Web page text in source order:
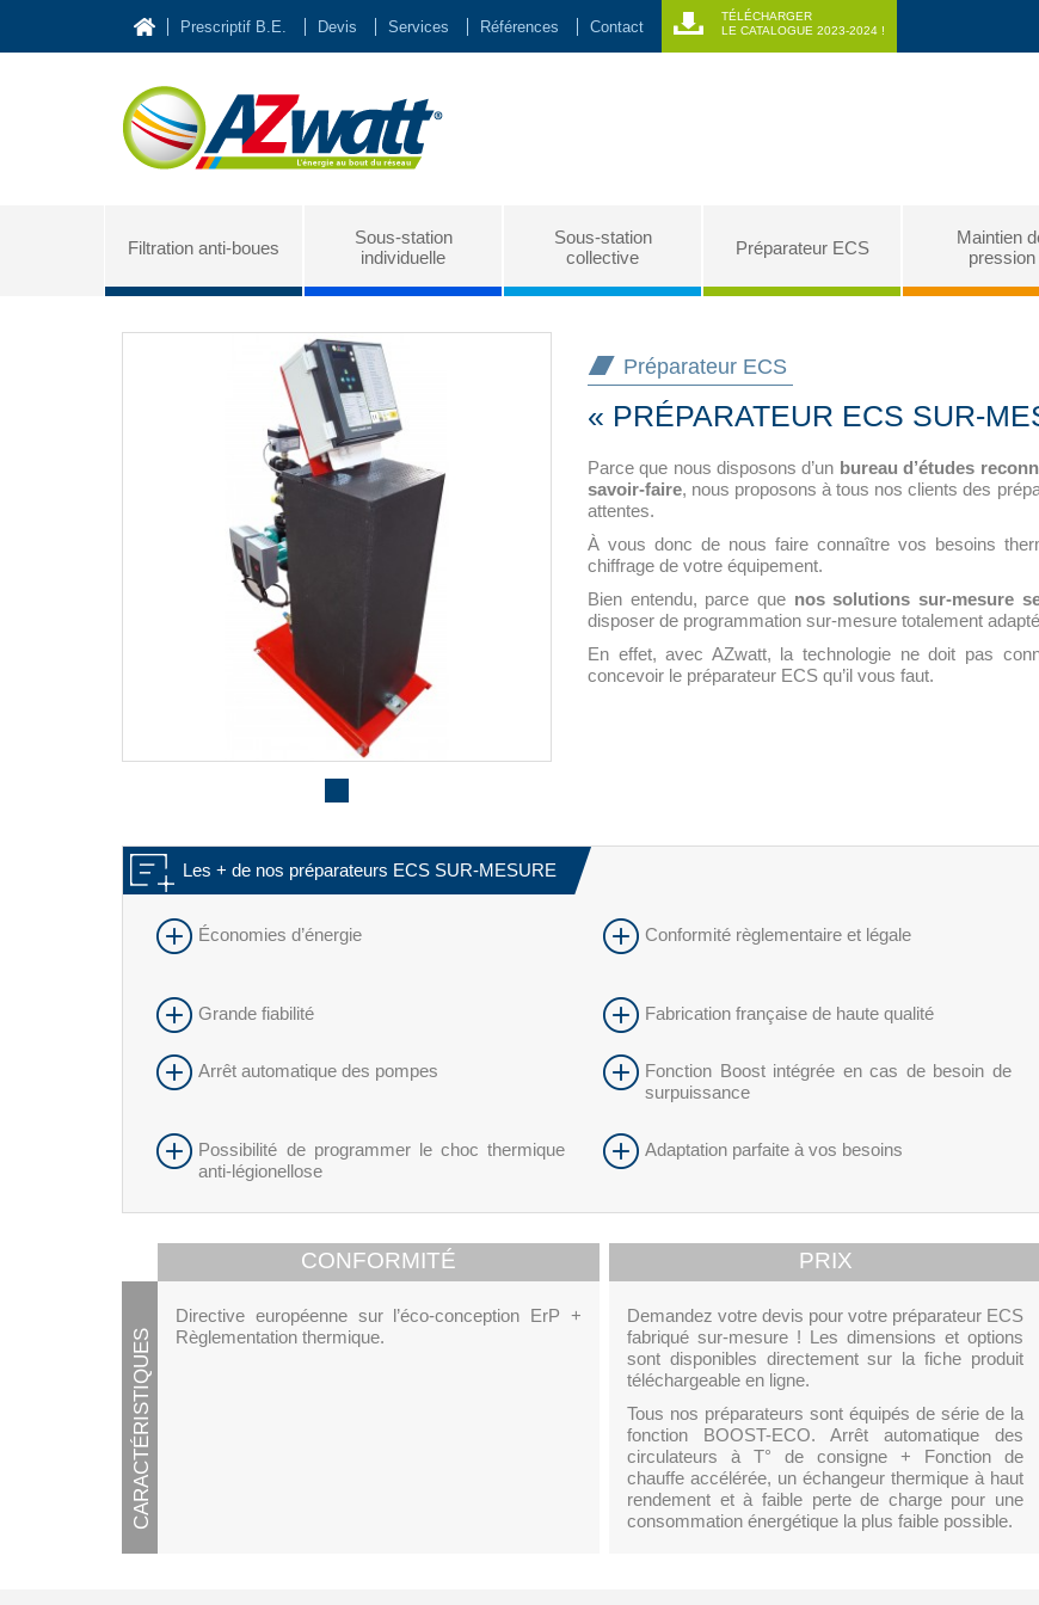
Prescriptif B.E. Devis Services Références Contact
TÉLÉCHARGER
LE CATALOGUE 2023-2024 !
Filtration anti-boues
Sous-station
individuelle
Sous-station
collective
Préparateur ECS
Maintien
pression
Préparateur ECS
« PRÉPARATEUR ECS SUR-
Parce que nous disposons d’un bureau d’études
savoir-faire, nous proposons à tous nos clients des
attentes.
À vous donc de nous faire connaître vos besoins
chiffrage de votre équipement.
Bien entendu, parce que nos solutions sur-mesure
disposer de programmation sur-mesure totalement
En effet, avec AZwatt, la technologie ne doit pas
concevoir le préparateur ECS qu’il vous faut.
Les + de nos préparateurs ECS SUR-MESURE
Économies d’énergie Conformité règlementaire et légale
Grande fiabilité Fabrication française de haute qualité
Arrêt automatique des pompes
Fonction Boost intégrée en cas de besoin de
surpuissance
Possibilité de programmer le choc thermique
anti-légionellose
Adaptation parfaite à vos besoins
CARACTÉRISTIQUES
CONFORMITÉ
Directive européenne sur l’éco-conception ErP +
Règlementation thermique.
PRIX
Demandez votre devis pour votre préparateur ECS
fabriqué sur-mesure ! Les dimensions et options
sont disponibles directement sur la fiche produit
téléchargeable en ligne.
Tous nos préparateurs sont équipés de série de la
fonction BOOST-ECO. Arrêt automatique des
circulateurs à T° de consigne + Fonction de
chauffe accélérée, un échangeur thermique à haut
rendement et à faible perte de charge pour une
consommation énergétique la plus faible possible.